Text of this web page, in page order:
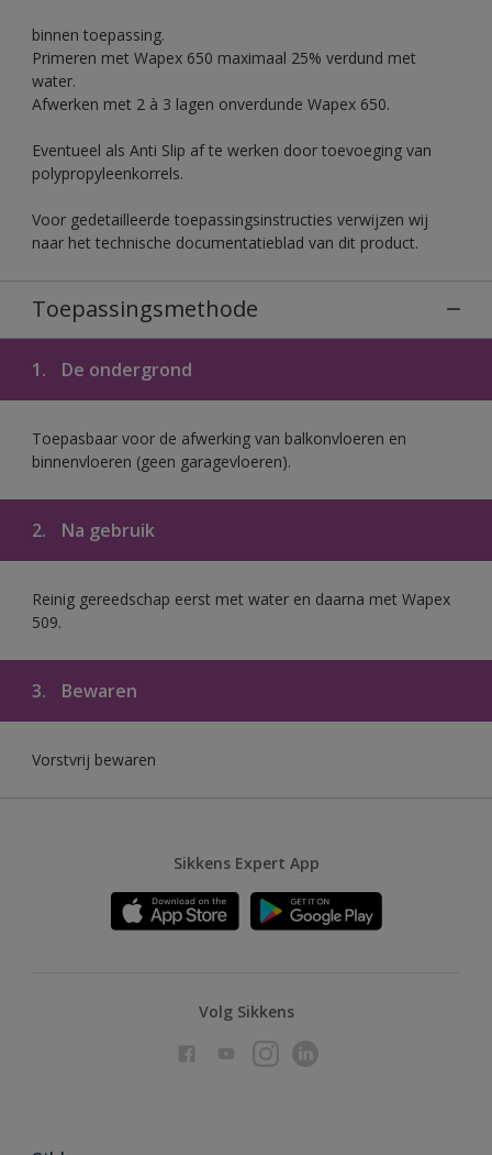
binnen toepassing.
Primeren met Wapex 650 maximaal 25% verdund met
water.
Afwerken met 2 à 3 lagen onverdunde Wapex 650.
Eventueel als Anti Slip af te werken door toevoeging van
polypropyleenkorrels.
Voor gedetailleerde toepassingsinstructies verwijzen wij
naar het technische documentatieblad van dit product.
Toepassingsmethode
1. De ondergrond
Toepasbaar voor de afwerking van balkonvloeren en
binnenvloeren (geen garagevloeren).
2. Na gebruik
Reinig gereedschap eerst met water en daarna met Wapex
509.
3. Bewaren
Vorstvrij bewaren
Sikkens Expert App
Volg Sikkens